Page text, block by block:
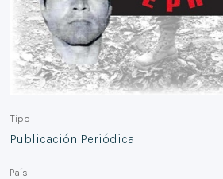
Tipo
Publicación Periódica
País